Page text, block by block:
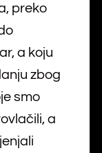
preko
a koju
zbog
smo
a